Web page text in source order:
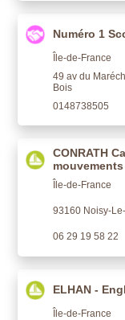
Numéro 1
Île-de-France
49 av du
Bois
0148738505
CONRATH
Île-de-France
93160 Noisy-
06 29 19 58 22
ELHAN -
Île-de-France